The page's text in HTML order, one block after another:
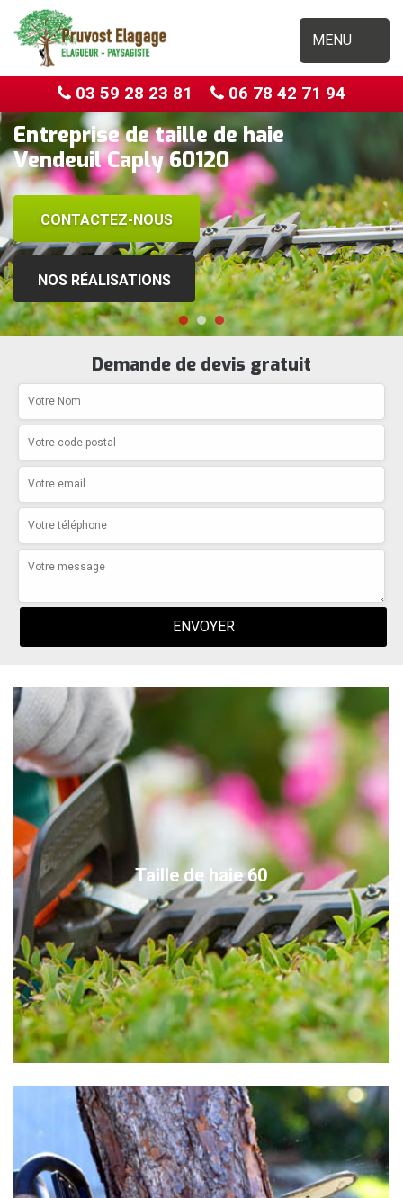
MENU
03 59 28 23 81 06 78 42 71 94
Entreprise de taille de haie
Vendeuil Caply 60120
CONTACTEZ-NOUS
NOS RÉALISATIONS
Demande de devis gratuit
Taille de haie 60